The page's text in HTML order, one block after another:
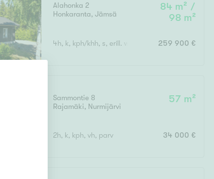
Alahonka 2
Honkaranta,Jämsä
84 m² /
98 m²
4h, k, kph/khh, s, erill. wc, parvi, varasto, terassi
259 900 €
Sammontie 8
Rajamäki, Nurmijärvi
57 m²
2h, k, kph, vh, parv 34 000 €